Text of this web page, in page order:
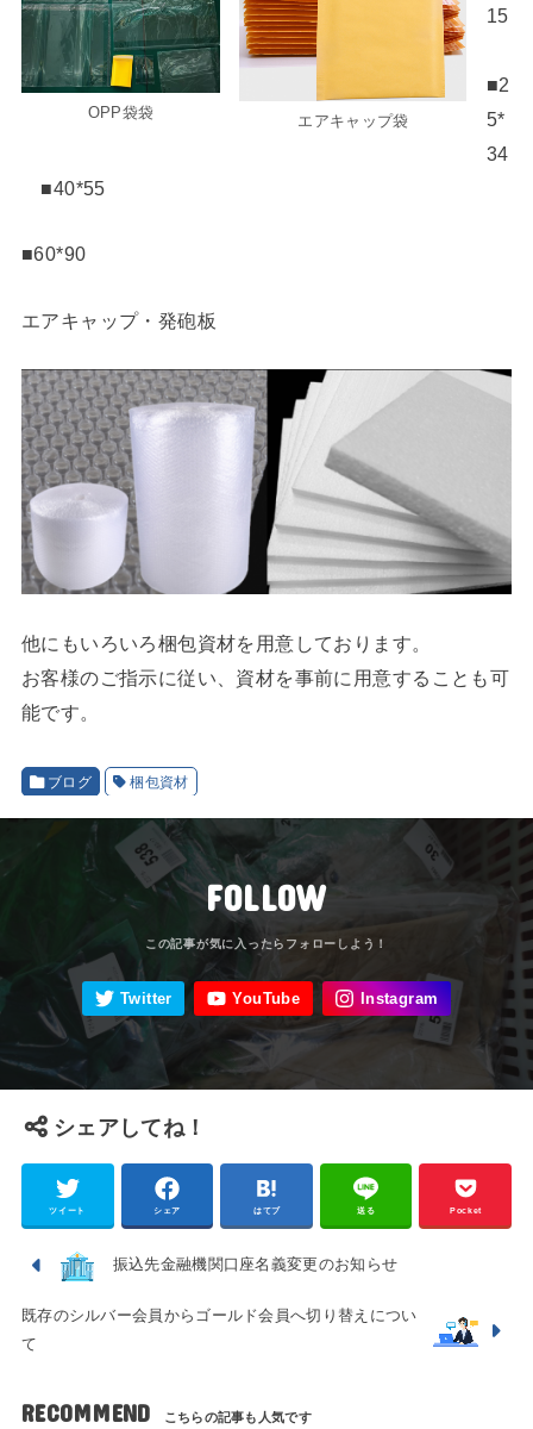
OPP袋袋 エアキャップ袋
15
■2
5*
34
■40*55
■60*90
エアキャップ・発砲板
他にもいろいろ梱包資材を用意しております。
お客様のご指示に従い、資材を事前に用意することも可
能です。
ブログ 梱包資材
FOLLOW
シェアしてね！
ツイート シェア はてブ 送る Pocket
振込先金融機関口座名義変更のお知らせ
既存のシルバー会員からゴールド会員へ切り替えについ
て
RECOMMEND